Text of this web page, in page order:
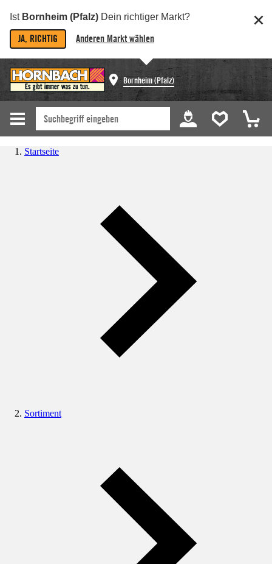
Ist Bornheim (Pfalz) Dein richtiger Markt?
JA, RICHTIG Anderen Markt wählen
Bornheim (Pfalz)
Startseite
Sortiment